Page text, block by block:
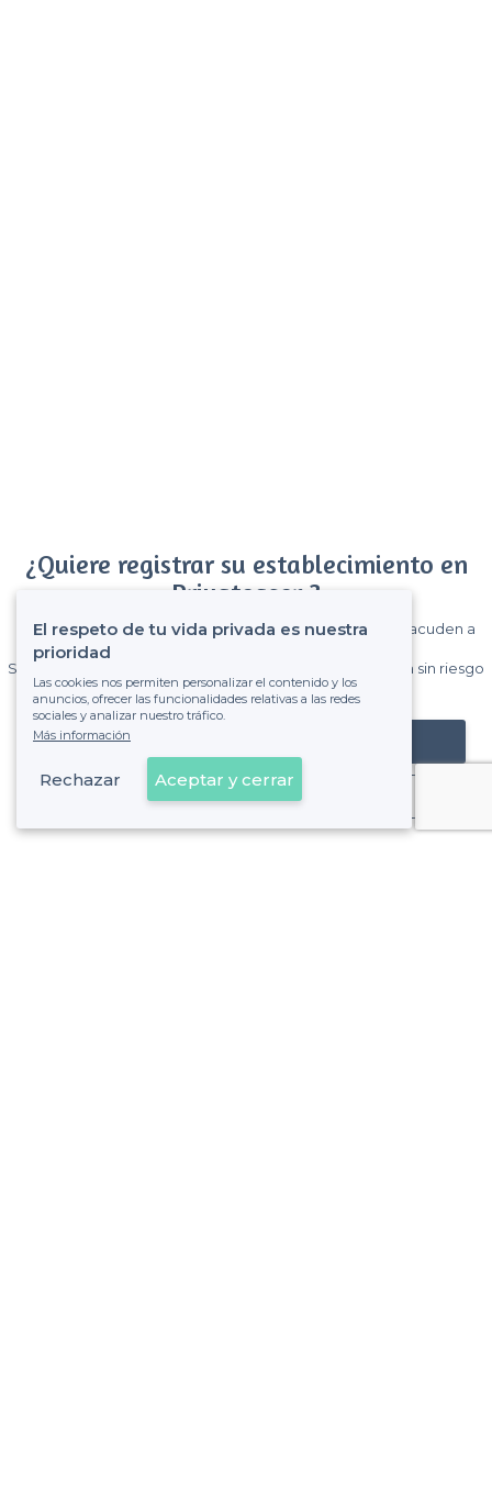
¿Quiere registrar su establecimiento en
Privateaser ?
Gane muchos clientes entre el millón de visitantes que acuden a
Sin comisiones y sin compromiso, pagas una cantidad fija sin riesgo
de ver la factura.
Registrar mi establecimiento
Ya es cliente
El respeto de tu vida privada es nuestra
prioridad
Las cookies nos permiten personalizar el contenido y los
anuncios, ofrecer las funcionalidades relativas a las redes
sociales y analizar nuestro tráfico.
Más información
Rechazar Aceptar y cerrar